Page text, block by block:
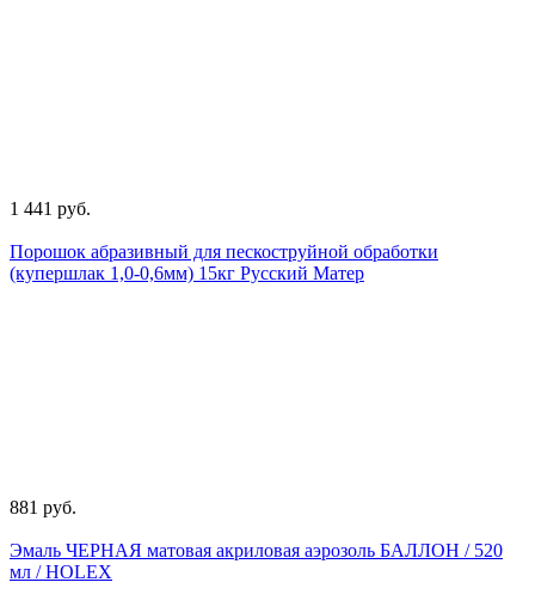
1 441 руб.
Порошок абразивный для пескоструйной обработки
(купершлак 1,0-0,6мм) 15кг Русский Матер
881 руб.
Эмаль ЧЕРНАЯ матовая акриловая аэрозоль БАЛЛОН / 520
мл / HOLEX